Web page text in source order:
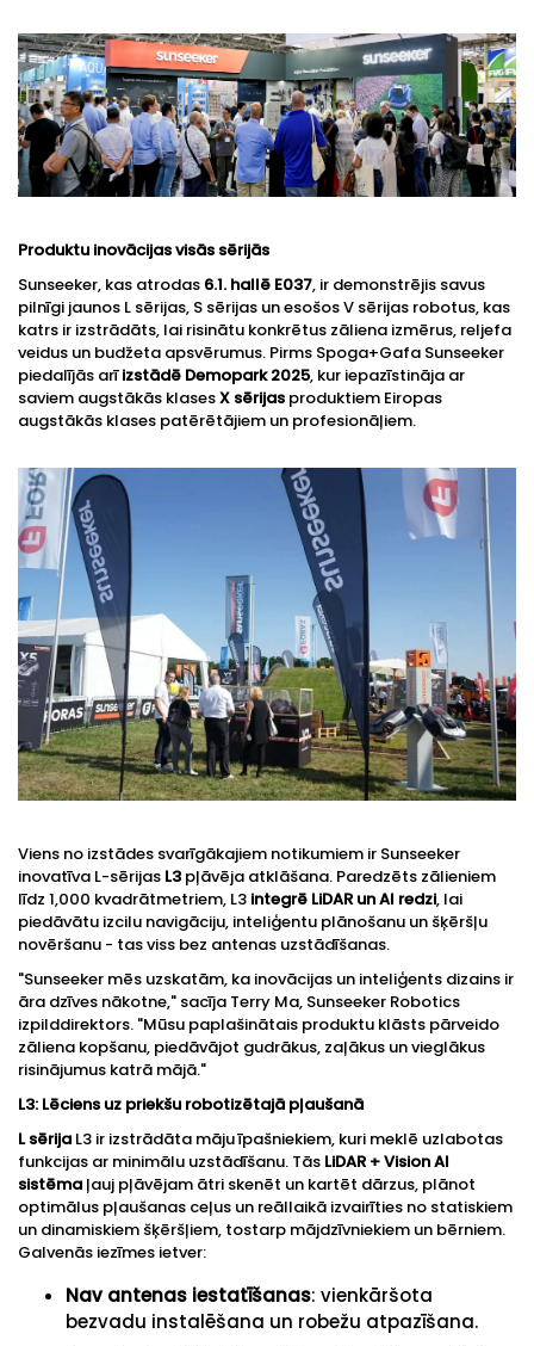
Produktu inovācijas visās sērijās
Sunseeker, kas atrodas 6.1. hallē E037, ir demonstrējis savus
pilnīgi jaunos L sērijas, S sērijas un esošos V sērijas robotus, kas
katrs ir izstrādāts, lai risinātu konkrētus zāliena izmērus, reljefa
veidus un budžeta apsvērumus. Pirms Spoga+Gafa Sunseeker
piedalījās arīizstādē Demopark 2025, kur iepazīstināja ar
saviem augstākās klasesX sērijas produktiem Eiropas
augstākās klases patērētājiem un profesionāļiem.
Viens no izstādes svarīgākajiem notikumiem ir Sunseeker
inovatīva L-sērijas L3 pļāvēja atklāšana. Paredzēts zālieniem
līdz 1,000 kvadrātmetriem, L3 integrē LiDAR un AI redzi, lai
piedāvātu izcilu navigāciju, inteliģentu plānošanu un šķēršļu
novēršanu - tas viss bez antenas uzstādīšanas.
"Sunseeker mēs uzskatām, ka inovācijas un inteliģents dizains ir
āra dzīves nākotne," sacīja Terry Ma, Sunseeker Robotics
izpilddirektors. "Mūsu paplašinātais produktu klāsts pārveido
zāliena kopšanu, piedāvājot gudrākus, zaļākus un vieglākus
risinājumus katrā mājā."
L3: Lēciens uz priekšu robotizētajā pļaušanā
L sērija L3 ir izstrādāta māju īpašniekiem, kuri meklē uzlabotas
funkcijas ar minimālu uzstādīšanu. Tās LiDAR + Vision AI
sistēma ļauj pļāvējam ātri skenēt un kartēt dārzus, plānot
optimālus pļaušanas ceļus un reāllaikā izvairīties no statiskiem
un dinamiskiem šķēršļiem, tostarp mājdzīvniekiem un bērniem.
Galvenās iezīmes ietver:
Nav antenas iestatīšanas: vienkāršota
bezvadu instalēšana un robežu atpazīšana.